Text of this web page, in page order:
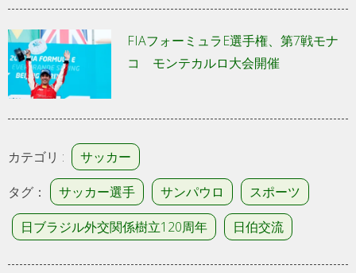
FIAフォーミュラE選手権、第7戦モナ
コ モンテカルロ大会開催
カテゴリ :
サッカー
タグ：
サッカー選手 サンパウロ
スポーツ
日ブラジル外交関係樹立120周年
日伯交流